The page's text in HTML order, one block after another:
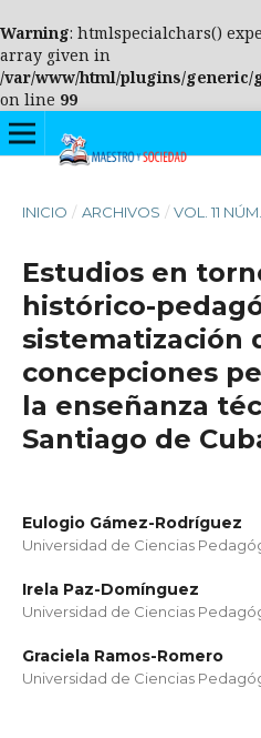
Warning: htmlspecialchars()
array given in
/var/www/html/plugins/generic/
on line 99
INICIO / ARCHIVOS / VOL. 11
Estudios en
histórico-
sistematización
concepciones
la enseñanza
Santiago de
Eulogio Gámez-Rodríguez
Universidad de Ciencias
Irela Paz-Domínguez
Universidad de Ciencias
Graciela Ramos-Romero
Universidad de Ciencias